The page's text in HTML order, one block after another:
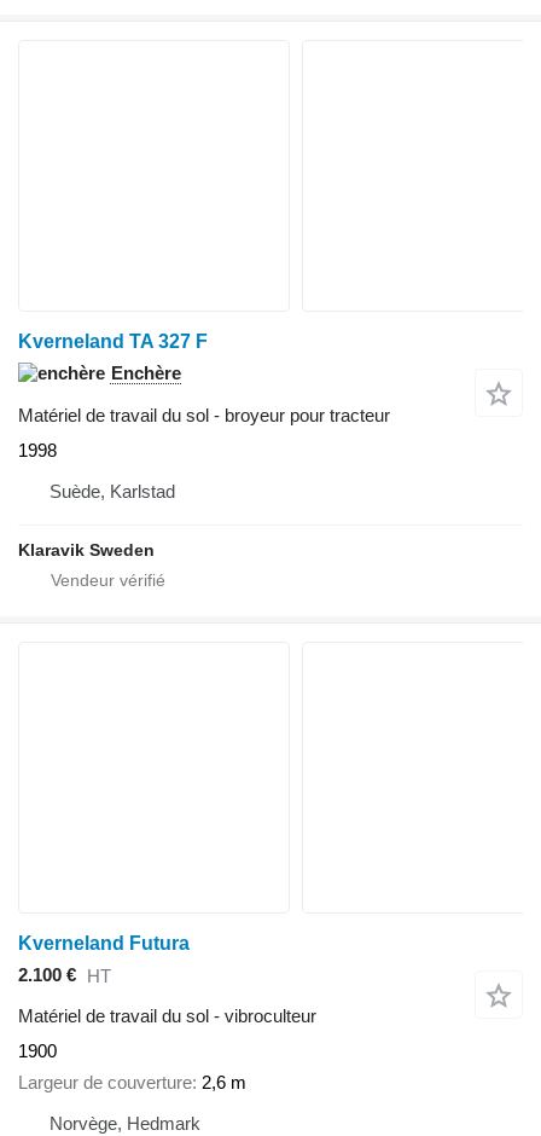
Kverneland TA 327 F
Enchère
Matériel de travail du sol - broyeur pour tracteur
1998
Suède, Karlstad
Klaravik Sweden
Kverneland Futura
2.100 €
HT
Matériel de travail du sol - vibroculteur
1900
Largeur de couverture 2,6 m
Norvège, Hedmark